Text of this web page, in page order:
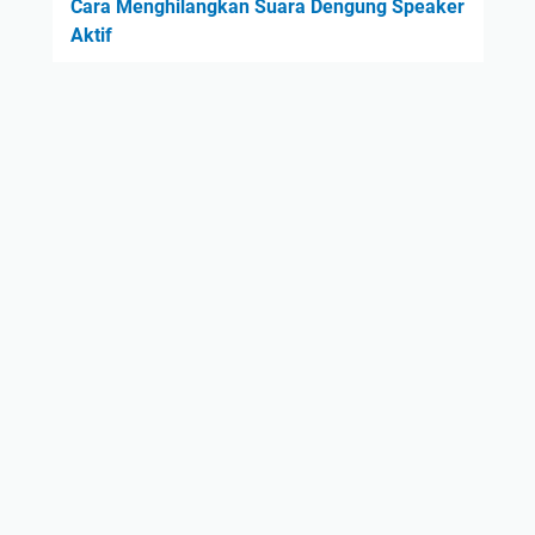
Cara Menghilangkan Suara Dengung Speaker
Aktif